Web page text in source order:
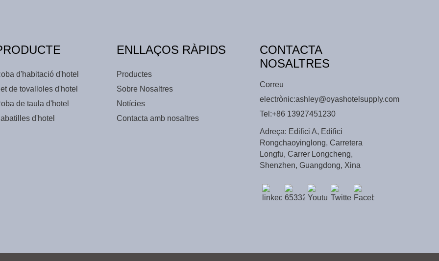
d'habitació d'hotel
de tovalloles d'hotel
de taula d'hotel
d'hotel
ENLLAÇOS RÀPIDS
Productes
Sobre Nosaltres
Notícies
Contacta amb nosaltres
CONTACTA
NOSALTRES
Correu
electrònic:ashley@oyashotelsupply.com
Tel:+86 13927451230
Adreça: Edifici A, Edifici
Rongchaoyinglong, Carretera
Longfu, Carrer Longcheng,
Shenzhen, Guangdong, Xina